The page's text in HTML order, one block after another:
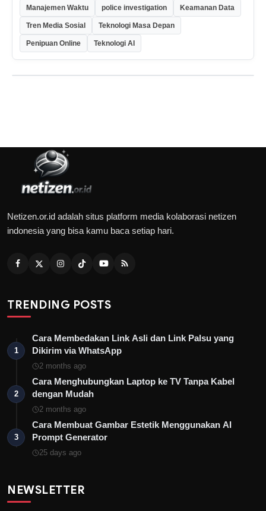
Manajemen Waktu police investigation Keamanan Data
Tren Media Sosial Teknologi Masa Depan
Penipuan Online Teknologi AI
Netizen.or.id adalah situs platform media kolaborasi netizen
indonesia yang bisa kamu baca setiap hari.
TRENDING POSTS
1
Cara Membedakan Link Asli dan Link Palsu yang
Dikirim via WhatsApp
2 months ago
2
Cara Menghubungkan Laptop ke TV Tanpa Kabel
dengan Mudah
2 months ago
3
Cara Membuat Gambar Estetik Menggunakan AI
Prompt Generator
25 days ago
NEWSLETTER